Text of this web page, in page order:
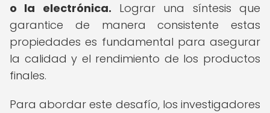
o la electrónica. Lograr una síntesis que
garantice de manera consistente estas
propiedades es fundamental para asegurar
la calidad y el rendimiento de los productos
finales.
Para abordar este desafío, los investigadores